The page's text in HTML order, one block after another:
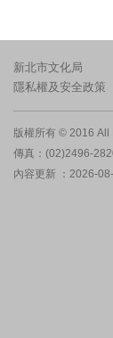
新北市文化局
隱私權及安全政策
版權所有 © 2016 All
傳真：(02)2496-
內容更新 ：2026-